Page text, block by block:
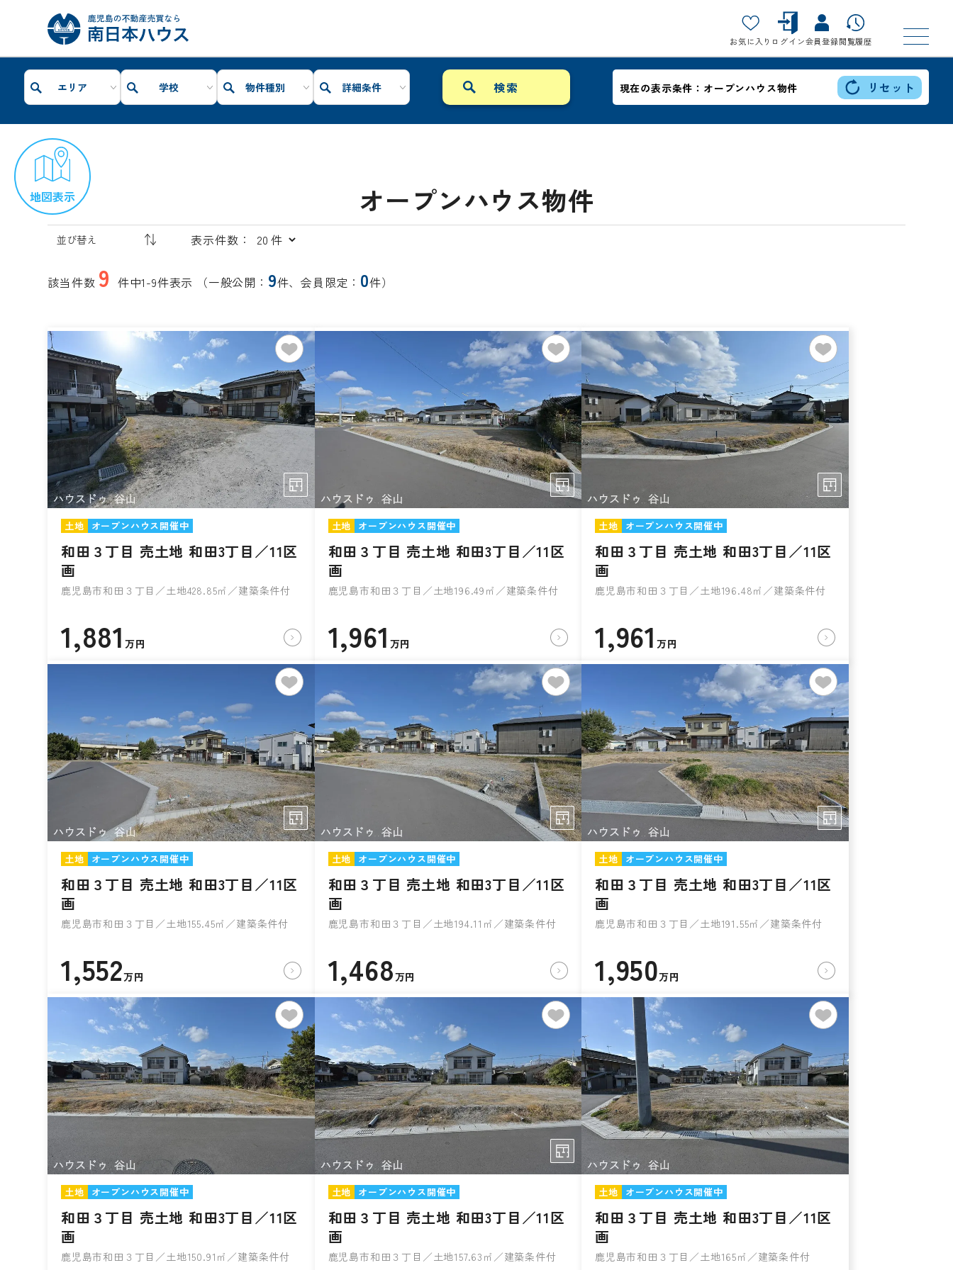
お気に入り ログイン会員登録閲覧履歴
エリア 学校 物件種別 詳細条件 現在の表示条件： オープンハウス物件 リセット
地図表示 オープンハウス物件
表示件数：
該当件数 9 件中1-9件表示 （一般公開： 9件、会員限定： 0件）
土地 オープンハウス開催中
和田３丁目 売土地 和田3丁目／11区
画
鹿児島市和田３丁目／土地428.85㎡／建築条件付
1,881万円
土地 オープンハウス開催中
和田３丁目 売土地 和田3丁目／11区
画
鹿児島市和田３丁目／土地196.49㎡／建築条件付
1,961 万円
土地 オープンハウス開催中
和田３丁目 売土地 和田3丁目／11区
画
鹿児島市和田３丁目／土地196.48㎡／建築条件付
1,961万円
土地 オープンハウス開催中
和田３丁目 売土地 和田3丁目／11区
画
鹿児島市和田３丁目／土地155.45㎡／建築条件付
1,552万円
土地 オープンハウス開催中
和田３丁目 売土地 和田3丁目／11区
画
鹿児島市和田３丁目／土地194.11㎡／建築条件付
1,468万円
土地 オープンハウス開催中
和田３丁目 売土地 和田3丁目／11区
画
鹿児島市和田３丁目／土地191.55㎡／建築条件付
1,950万円
土地 オープンハウス開催中
和田３丁目 売土地 和田3丁目／11区
画
鹿児島市和田３丁目／土地150.91㎡／建築条件付
土地 オープンハウス開催中
和田３丁目 売土地 和田3丁目／11区
画
鹿児島市和田３丁目／土地157.63㎡／建築条件付
土地 オープンハウス開催中
和田３丁目 売土地 和田3丁目／11区
画
鹿児島市和田３丁目／土地165㎡／建築条件付